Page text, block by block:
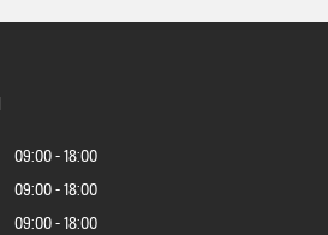
09:00
18:00
09:00
18:00
09:00
18:00